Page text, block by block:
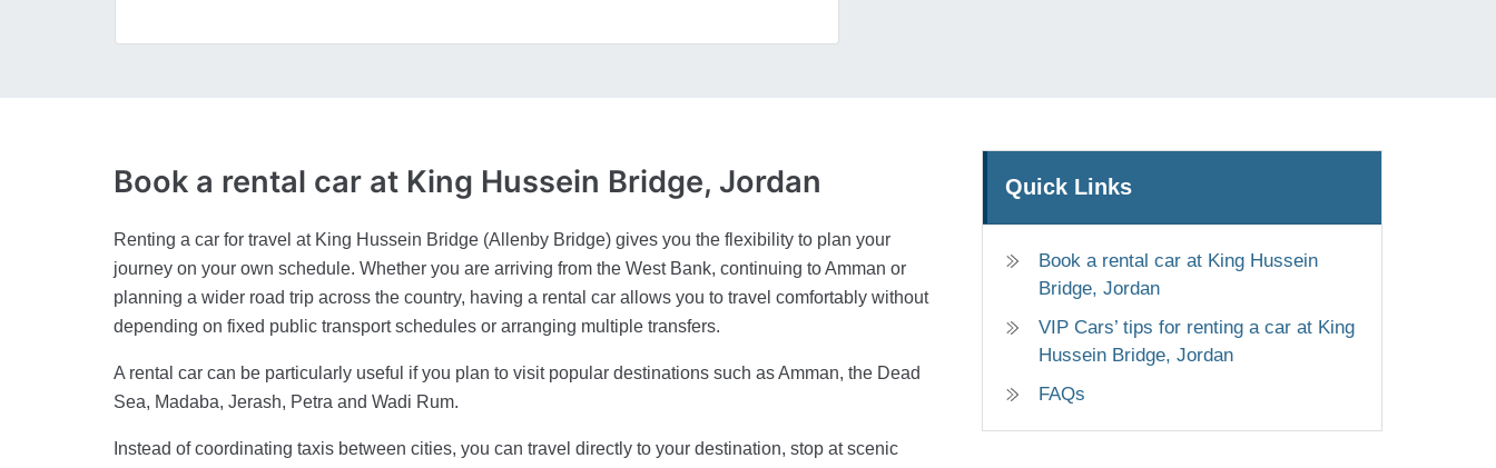
Quick Links
Book a rental car at King Hussein
Bridge, Jordan
VIP Cars’ tips for renting a car at King
Hussein Bridge, Jordan
FAQs
Book a rental car at King Hussein Bridge, Jordan
Renting a car for travel at King Hussein Bridge (Allenby Bridge) gives you the flexibility to plan your
journey on your own schedule. Whether you are arriving from the West Bank, continuing to Amman or
planning a wider road trip across the country, having a rental car allows you to travel comfortably without
depending on fixed public transport schedules or arranging multiple transfers.
A rental car can be particularly useful if you plan to visit popular destinations such as Amman, the Dead
Sea, Madaba, Jerash, Petra and Wadi Rum.
Instead of coordinating taxis between cities, you can travel directly to your destination, stop at scenic